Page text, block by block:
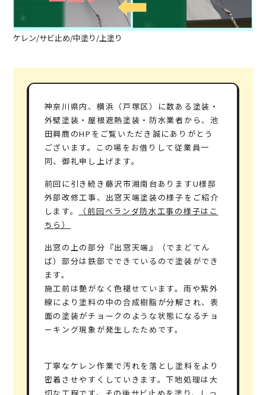
ケレン/サビ止め/中塗り/上塗り
神奈川県内、横浜（戸塚区）に数ある塗装・
外壁塗装・屋根遮熱塗装・防水業者から、池
田興商のHPをご覧いただき誠にありがとう
ございます。この場をお借りして従業員一
同、御礼申し上げます。
前回に引き続き藤沢市湘南台ありますU様邸
外部改修工事、出窓天端塗装の様子をご紹介
します。
（前回ベランダ防水工事の様子はこ
ちら）
出窓の上の部分『出窓天端』（でまどてん
ば）部分は鉄部でできているので塗装ができ
ます。
施工前は艶がなく色褪せています。雨や紫外
線により塗料の中の合成樹脂が分解され、表
面の塗装がチョークのような状態になるチョ
ーキング現象が発生したためです。
丁寧なケレン作業で汚れを落とし塗料をより
密着させやすくしていきます。下地処理は大
切な工程です。その後サビ止めを塗り、しっ